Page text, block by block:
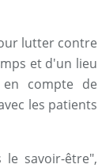
lutter contre
et d'un lieu
compte de
les patients
savoir-être",